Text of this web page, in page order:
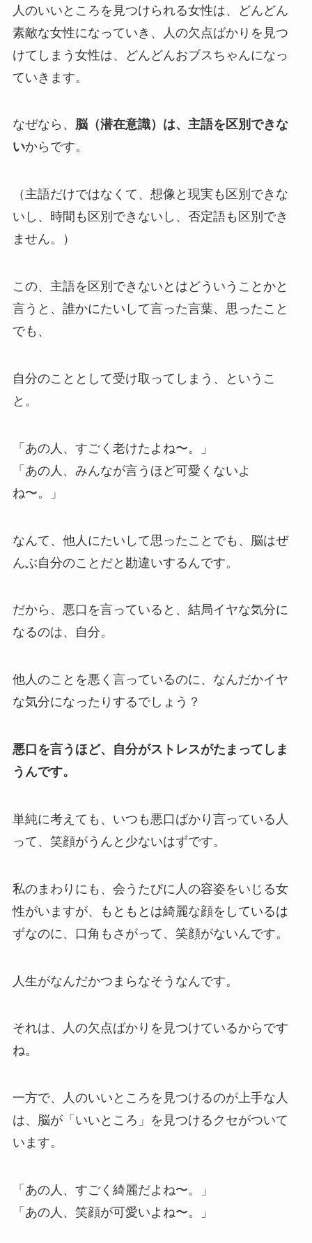
人のいいところを見つけられる女性は、どんどん
素敵な女性になっていき、人の欠点ばかりを見つ
けてしまう女性は、どんどんおブスちゃんになっ
ていきます。
なぜなら、 脳（潜在意識）は、主語を区別できな
いからです。
（主語だけではなくて、想像と現実も区別できな
いし、時間も区別できないし、否定語も区別でき
ません。）
この、主語を区別できないとはどういうことかと
言うと、誰かにたいして言った言葉、思ったこと
でも、
自分のこととして受け取ってしまう、というこ
と。
「あの人、すごく老けたよね〜。」
「あの人、みんなが言うほど可愛くないよ
ね〜。」
なんて、他人にたいして思ったことでも、脳はぜ
んぶ自分のことだと勘違いするんです。
だから、悪口を言っていると、結局イヤな気分に
なるのは、自分。
他人のことを悪く言っているのに、なんだかイヤ
な気分になったりするでしょう？
悪口を言うほど、自分がストレスがたまってしま
うんです。
単純に考えても、いつも悪口ばかり言っている人
って、笑顔がうんと少ないはずです。
私のまわりにも、会うたびに人の容姿をいじる女
性がいますが、もともとは綺麗な顔をしているは
ずなのに、口角もさがって、笑顔がないんです。
人生がなんだかつまらなそうなんです。
それは、人の欠点ばかりを見つけているからです
ね。
一方で、人のいいところを見つけるのが上手な人
は、脳が「いいところ」を見つけるクセがついて
います。
「あの人、すごく綺麗だよね〜。」
「あの人、笑顔が可愛いよね〜。」